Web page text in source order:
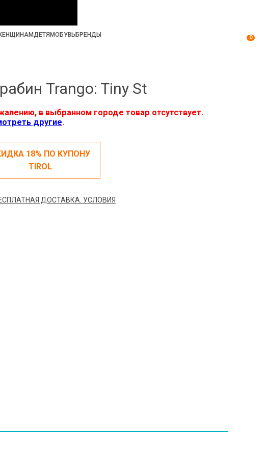
ДЕТЯМОБУВЬ БРЕНДЫ 0
Trango: Tiny St
в выбранном городе товар отсутствует.
другие.
18% ПО КУПОНУ
TIROL
ДОСТАВКА. УСЛОВИЯ